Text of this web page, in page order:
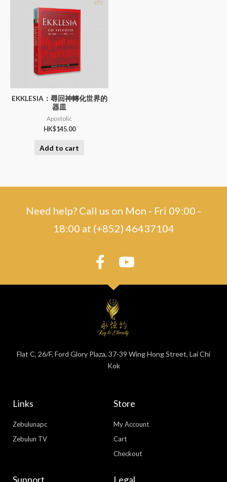
EKKLESIA：尋回神轉化世界的
器皿
Apostolic
HK$145.00
Add to cart
Need help? Call us on Mon - Fri 09:00 -
18:00 at (+852) 46437104
Flat C, 26/F, Ford Glory Plaza, 37-39 Wing Hong Street, Lai Chi
Kok
Links
Zebulunapc
Zebulun TV
Store
My Account
Cart
Checkout
Support Legal